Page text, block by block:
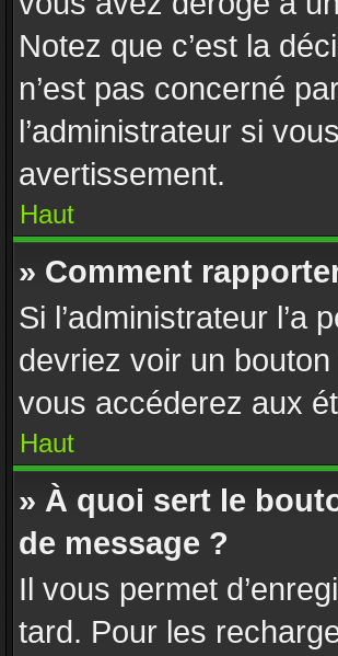
Notez que c’est la
n’est pas concerné
l’administrateur si
avertissement.
Haut
» Comment
Si l’administrateur
devriez voir un
vous accéderez aux
Haut
» À quoi sert le
de message ?
Il vous permet
tard. Pour les